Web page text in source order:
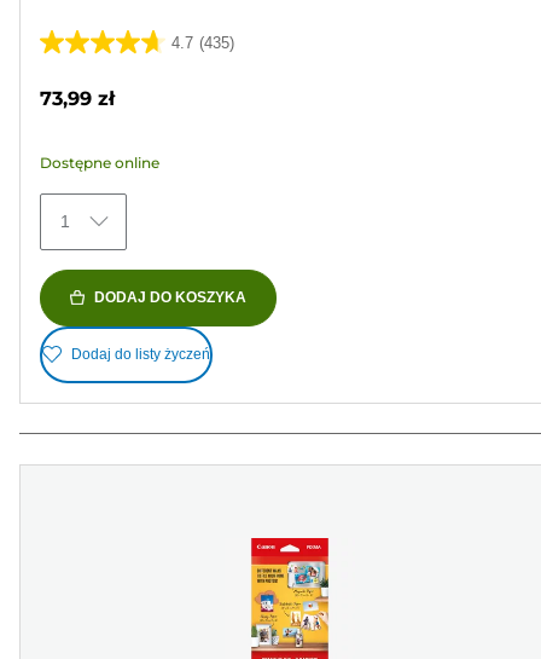
4.7 (435)
4.7
435
Recenzji
73,99 zł
Dostępne online
1
DODAJ DO KOSZYKA
Dodaj do listy życzeń